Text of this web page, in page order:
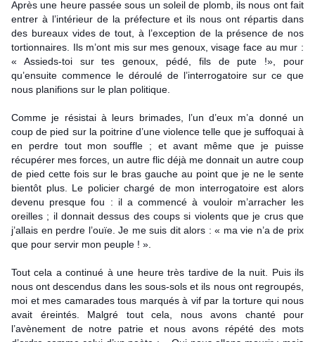
Après une heure passée sous un soleil de plomb, ils nous ont fait
entrer à l’intérieur de la préfecture et ils nous ont répartis dans
des bureaux vides de tout, à l’exception de la présence de nos
tortionnaires. Ils m’ont mis sur mes genoux, visage face au mur :
« Assieds-toi sur tes genoux, pédé, fils de pute !», pour
qu’ensuite commence le déroulé de l’interrogatoire sur ce que
nous planifions sur le plan politique.
Comme je résistai à leurs brimades, l’un d’eux m’a donné un
coup de pied sur la poitrine d’une violence telle que je suffoquai à
en perdre tout mon souffle ; et avant même que je puisse
récupérer mes forces, un autre flic déjà me donnait un autre coup
de pied cette fois sur le bras gauche au point que je ne le sente
bientôt plus. Le policier chargé de mon interrogatoire est alors
devenu presque fou : il a commencé à vouloir m’arracher les
oreilles ; il donnait dessus des coups si violents que je crus que
j’allais en perdre l’ouïe. Je me suis dit alors : « ma vie n’a de prix
que pour servir mon peuple ! ».
Tout cela a continué à une heure très tardive de la nuit. Puis ils
nous ont descendus dans les sous-sols et ils nous ont regroupés,
moi et mes camarades tous marqués à vif par la torture qui nous
avait éreintés. Malgré tout cela, nous avons chanté pour
l’avènement de notre patrie et nous avons répété des mots